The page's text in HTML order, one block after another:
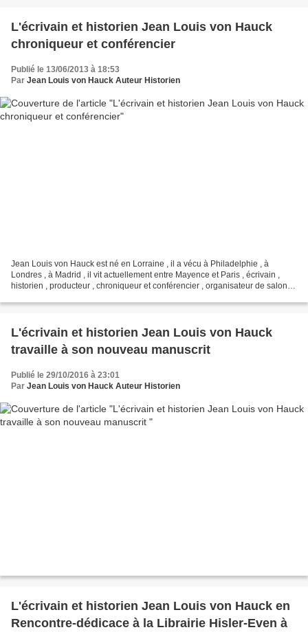
L'écrivain et historien Jean Louis von Hauck
chroniqueur et conférencier
Publié le 13/06/2013 à 18:53
Par Jean Louis von Hauck Auteur Historien
Jean Louis von Hauck est né en Lorraine , il a vécu à Philadelphie , à
Londres , à Madrid , il vit actuellement entre Mayence et Paris , écrivain ,
historien , producteur , chroniqueur et conférencier , organisateur de salons
L'écrivain et historien Jean Louis von Hauck
travaille à son nouveau manuscrit
Publié le 29/10/2016 à 23:01
Par Jean Louis von Hauck Auteur Historien
L'écrivain et historien Jean Louis von Hauck en
Rencontre-dédicace à la Librairie Hisler-Even à